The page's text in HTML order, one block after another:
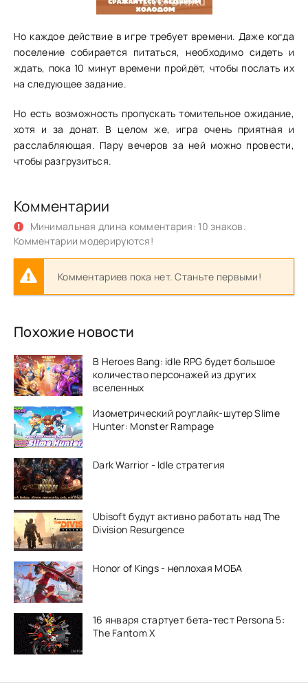
Но каждое действие в игре требует времени. Даже когда
поселение собирается питаться, необходимо сидеть и
ждать, пока 10 минут времени пройдёт, чтобы послать их
на следующее задание.
Но есть возможность пропускать томительное ожидание,
хотя и за донат. В целом же, игра очень приятная и
расслабляющая. Пару вечеров за ней можно провести,
чтобы разгрузиться.
Комментарии
Минимальная длина комментария: 10 знаков.
Комментарии модерируются!
Комментариев пока нет. Станьте первыми!
Похожие новости
В Heroes Bang: idle RPG будет большое
количество персонажей из других
вселенных
Изометрический роуглайк-шутер Slime
Hunter: Monster Rampage
Dark Warrior - Idle стратегия
Ubisoft будут активно работать над The
Division Resurgence
Honor of Kings - неплохая МОБА
16 января стартует бета-тест Persona 5:
The Fantom X